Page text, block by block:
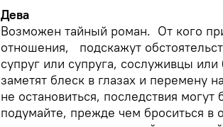
Дева
Возможен тайный роман. От кого
отношения, подскажут
супруг или супруга, сослуживцы
заметят блеск в глазах и перемену
не остановиться, последствия
подумайте, прежде чем броситься в